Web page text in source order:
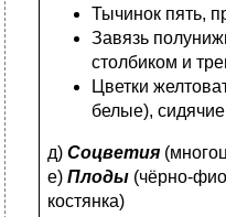
Тычинок пять,
Завязь
столбиком и
Цветки
белые),
д) Соцветия
е) Плоды (чёрно-
костянка)